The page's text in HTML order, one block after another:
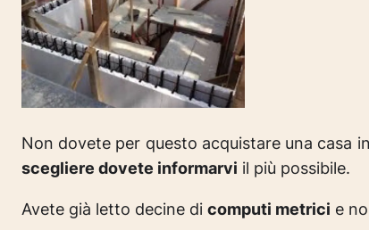
Non dovete per questo acquistare una casa
scegliere dovete informarvi il più possibile.
Avete già letto decine di computi metrici e